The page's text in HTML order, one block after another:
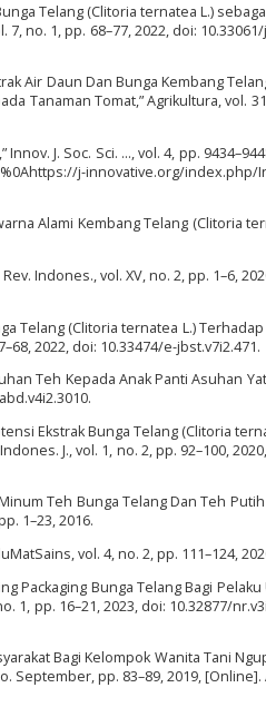
Telang (Clitoria ternatea L.)
7, no. 1, pp. 68–77, 2022, doi:
Air Daun Dan Bunga Kembang
Tanaman Tomat,” Agrikultura, vol.
J. Soc. Sci. …, vol. 4, pp.
j-innovative.org/index.php/
Alami Kembang Telang (Clitoria
Indones., vol. XV, no. 2, pp. 1–6,
Telang (Clitoria ternatea L.) Terhadap
2022, doi: 10.33474/e-jbst.v7i2.471.
Teh Kepada Anak Panti Asuhan
Ekstrak Bunga Telang (Clitoria
J., vol. 1, no. 2, pp. 92–100,
Teh Bunga Telang Dan Teh
1–23, 2016.
vol. 4, no. 2, pp. 111–124,
Packaging Bunga Telang Bagi Pelaku
1, pp. 16–21, 2023, doi: 10.32877/
Bagi Kelompok Wanita Tani
September, pp. 83–89, 2019, [Online].